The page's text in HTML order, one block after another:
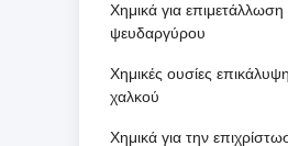
Χημικά για επιμετάλλωση
ψευδαργύρου
Χημικές ουσίες
χαλκού
Χημικά για την